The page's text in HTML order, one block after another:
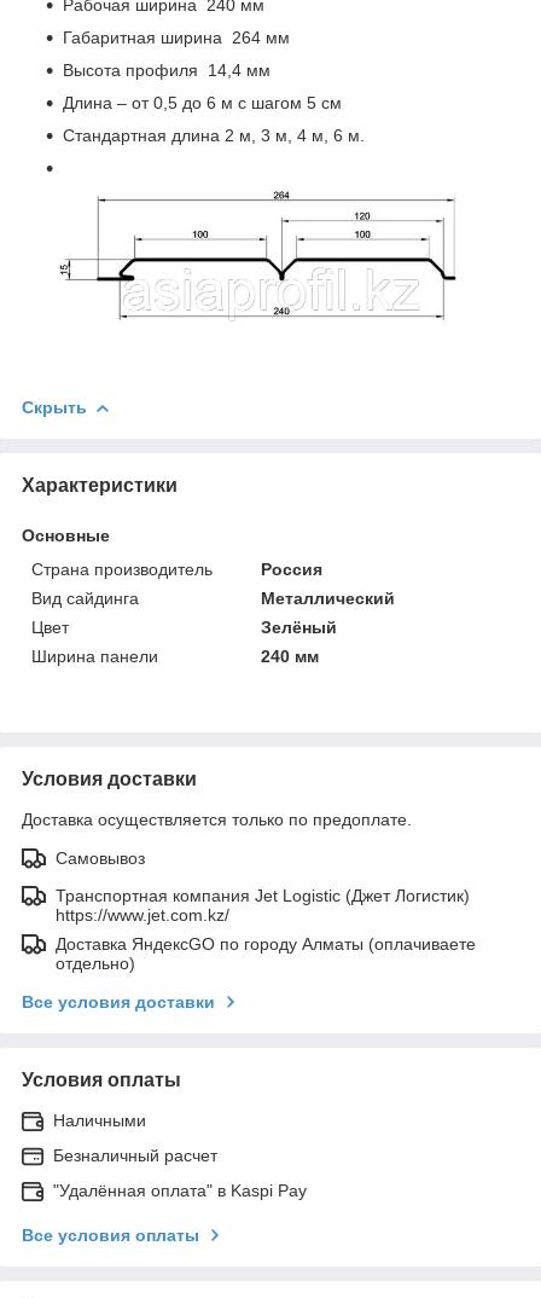
Рабочая ширина 240 мм
Габаритная ширина 264 мм
Высота профиля 14,4 мм
Длина – от 0,5 до 6 м с шагом 5 см
Стандартная длина 2 м, 3 м, 4 м, 6 м.
Скрыть
Характеристики
Основные
Страна производитель
Россия
Вид сайдинга
Металлический
Цвет
Зелёный
Ширина панели
240 мм
Условия доставки
Доставка осуществляется только по предоплате.
Самовывоз
Транспортная компания Jet Logistic (Джет Логистик)
https://www.jet.com.kz/
Доставка ЯндексGO по городу Алматы (оплачиваете
отдельно)
Все условия доставки
Условия оплаты
Наличными
Безналичный расчет
"Удалённая оплата" в Kaspi Pay
Все условия оплаты